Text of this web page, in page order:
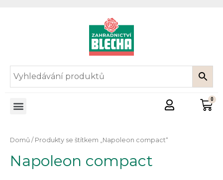
Domů / Produkty se štítkem „Napoleon compact“
Napoleon compact